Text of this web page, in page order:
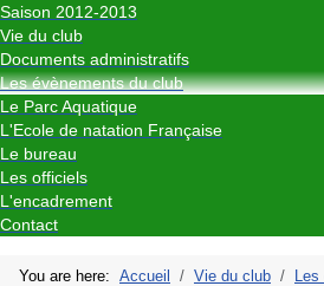
Saison 2012-2013
Vie du club
Documents administratifs
Les évènements du club
Le Parc Aquatique
L'Ecole de natation Française
Le bureau
Les officiels
L'encadrement
Contact
You are here: Accueil Vie du club
Les